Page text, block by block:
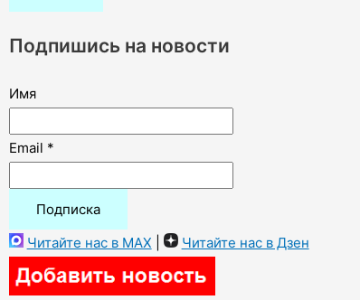
:
Подпишись на новости
Имя
Email *
Читайте нас в MAX Читайте нас в Дзен